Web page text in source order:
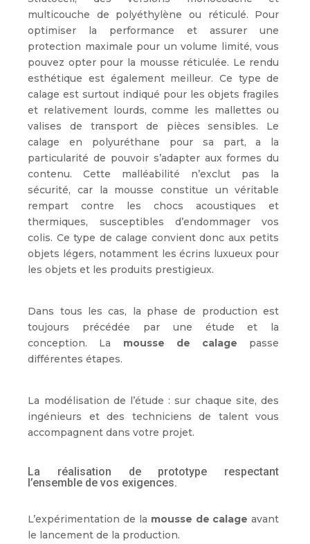
multicouche de polyéthylène ou réticulé. Pour
optimiser la performance et assurer une
protection maximale pour un volume limité, vous
pouvez opter pour la mousse réticulée. Le rendu
esthétique est également meilleur. Ce type de
calage est surtout indiqué pour les objets fragiles
et relativement lourds, comme les mallettes ou
valises de transport de pièces sensibles. Le
calage en polyuréthane pour sa part, a la
particularité de pouvoir s’adapter aux formes du
contenu. Cette malléabilité n’exclut pas la
sécurité, car la mousse constitue un véritable
rempart contre les chocs acoustiques et
thermiques, susceptibles d’endommager vos
colis. Ce type de calage convient donc aux petits
objets légers, notamment les écrins luxueux pour
les objets et les produits prestigieux.
Dans tous les cas, la phase de production est
toujours précédée par une étude et la
conception. La mousse de calage passe
différentes étapes.
La modélisation de l’étude : sur chaque site, des
ingénieurs et des techniciens de talent vous
accompagnent dans votre projet.
La réalisation de prototype respectant
l’ensemble de vos exigences.
L’expérimentation de la mousse de calage avant
le lancement de la production.